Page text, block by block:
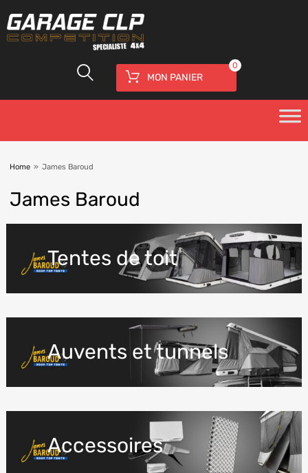
MON PANIER
0
Home » James Baroud
James Baroud
Tentes de toit
Auvents et tunnels
Accessoires